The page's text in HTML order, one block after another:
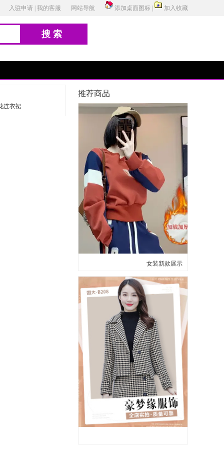
入驻申请 我的客服 网站导航 添加桌面图标 加入收藏
搜索
连衣裙
推荐商品
女装新款展示